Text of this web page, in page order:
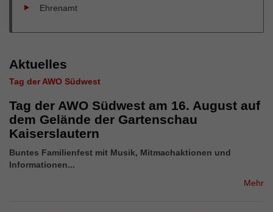
Ehrenamt
Aktuelles
Tag der AWO Südwest
Tag der AWO Südwest am 16. August auf
dem Gelände der Gartenschau
Kaiserslautern
Buntes Familienfest mit Musik, Mitmachaktionen und
Informationen...
Mehr